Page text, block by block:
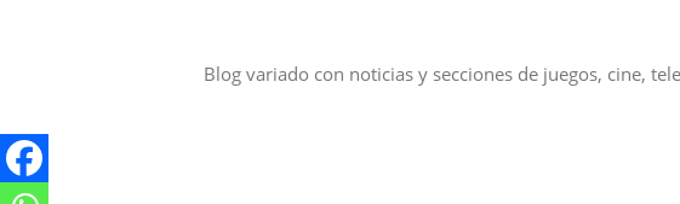
Blog variado con noticias y secciones de juegos, cine,